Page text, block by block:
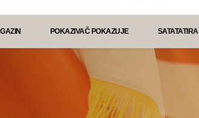
POKAZIVAČ POKAZUJE SATATATIRA